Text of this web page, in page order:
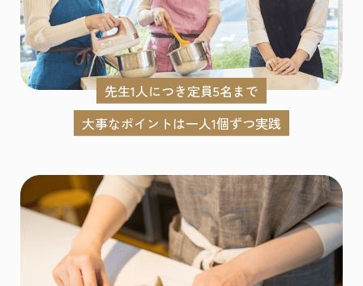
先生1人につき定員5名まで
大事なポイントは一人1個ずつ実践